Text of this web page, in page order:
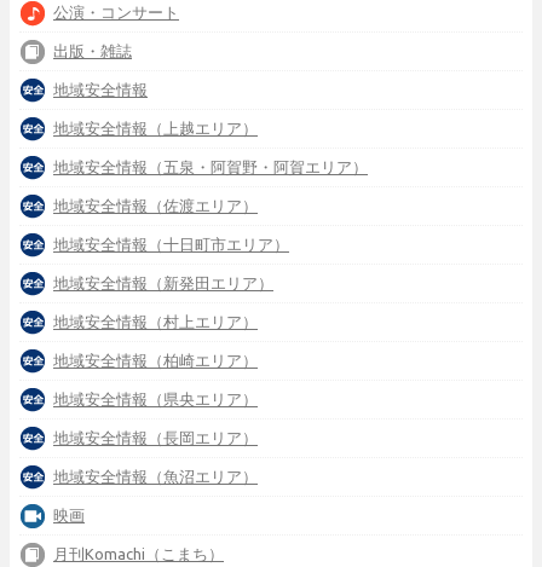
公演・コンサート
出版・雑誌
地域安全情報
地域安全情報（上越エリア）
地域安全情報（五泉・阿賀野・阿賀エリア）
地域安全情報（佐渡エリア）
地域安全情報（十日町市エリア）
地域安全情報（新発田エリア）
地域安全情報（村上エリア）
地域安全情報（柏崎エリア）
地域安全情報（県央エリア）
地域安全情報（長岡エリア）
地域安全情報（魚沼エリア）
映画
月刊Komachi（こまち）